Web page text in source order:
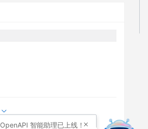
OpenAPI 智能助理已上线！